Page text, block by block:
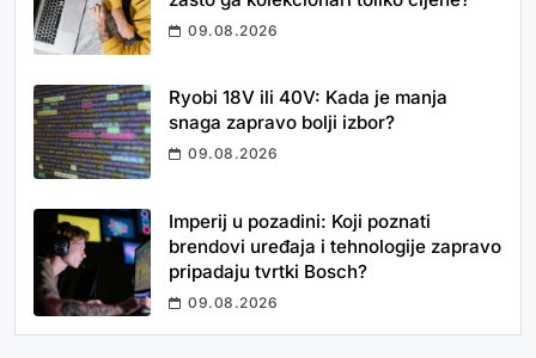
09.08.2026
Ryobi 18V ili 40V: Kada je manja
snaga zapravo bolji izbor?
09.08.2026
Imperij u pozadini: Koji poznati
brendovi uređaja i tehnologije zapravo
pripadaju tvrtki Bosch?
09.08.2026